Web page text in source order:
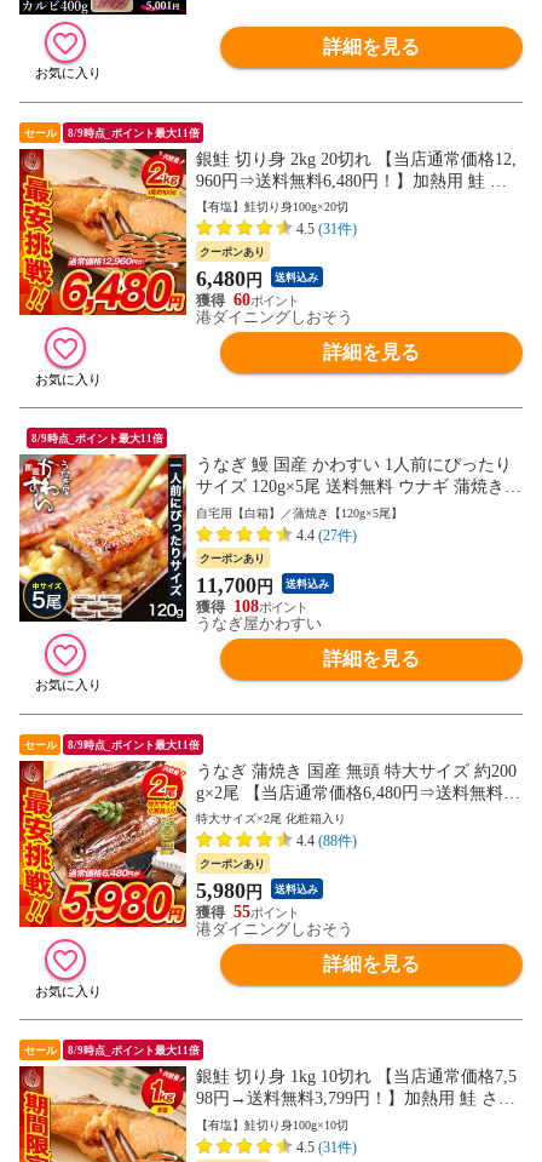
詳細を見る
セール 8/9時点_ポイント最大11倍
銀鮭 切り身 2kg 20切れ 【当店通常価格12,
960円⇒送料無料6,480円！】加熱用 鮭 さ
け サケ 焼き鮭 焼き魚 魚 さかな 冷凍 家庭
用 お弁当用 お弁当おかず おかず 惣菜 お
惣菜 冷凍食品 冷凍総菜 プレゼント ギフト
【有塩】鮭切り身100g×20切
4.5 (31件)
クーポンあり
6,480円 送料込み
60
港ダイニングしおそう
詳細を見る
8/9時点_ポイント最大11倍
うなぎ 鰻 国産 かわすい 1人前にぴったり
サイズ 120g×5尾 送料無料 ウナギ 蒲焼き
食品 ギフト 誕生日プレゼント 母親 父親
お取り寄せ グルメ 海鮮 人気 おすすめ 内
祝 食べ物【のし対応可】
自宅用【白箱】／蒲焼き【120g×5尾】
4.4 (27件)
クーポンあり
11,700円 送料込み
108
うなぎ屋かわすい
詳細を見る
セール 8/9時点_ポイント最大11倍
うなぎ 蒲焼き 国産 無頭 特大サイズ 約200
g×2尾 【当店通常価格6,480円⇒送料無料5,
980円！】ウナギ 鰻 化粧箱 プレゼント 贈
り物 ギフト
特大サイズ×2尾 化粧箱入り
4.4 (88件)
クーポンあり
5,980円 送料込み
55
港ダイニングしおそう
詳細を見る
セール 8/9時点_ポイント最大11倍
銀鮭 切り身 1kg 10切れ 【当店通常価格7,5
98円→送料無料3,799円！】加熱用 鮭 さけ
サケ 焼き鮭 焼き魚 魚 さかな 冷凍 家庭用
お弁当用 お弁当おかず おかず 惣菜 お惣菜
【有塩】鮭切り身100g×10切
4.5 (31件)